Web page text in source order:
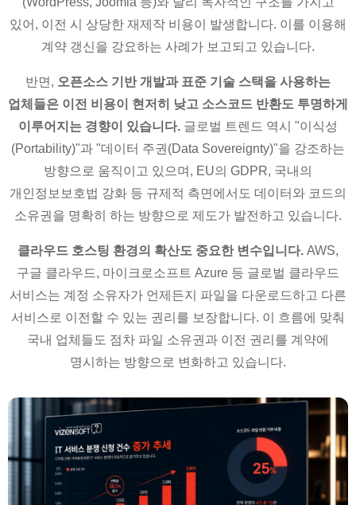
있어, 이전 시 상당한 재제작 비용이 발생합니다. 이를 이용해
계약 갱신을 강요하는 사례가 보고되고 있습니다.
반면, 오픈소스 기반 개발과 표준 기술 스택을 사용하는
업체들은 이전 비용이 현저히 낮고 소스코드 반환도 투명하게
이루어지는 경향이 있습니다. 글로벌 트렌드 역시 "이식성
(Portability)"과 "데이터 주권(Data Sovereignty)"을 강조하는
방향으로 움직이고 있으며, EU의 GDPR, 국내의
개인정보보호법 강화 등 규제적 측면에서도 데이터와 코드의
소유권을 명확히 하는 방향으로 제도가 발전하고 있습니다.
클라우드 호스팅 환경의 확산도 중요한 변수입니다. AWS,
구글 클라우드, 마이크로소프트 Azure 등 글로벌 클라우드
서비스는 계정 소유자가 언제든지 파일을 다운로드하고 다른
서비스로 이전할 수 있는 권리를 보장합니다. 이 흐름에 맞춰
국내 업체들도 점차 파일 소유권과 이전 권리를 계약에
명시하는 방향으로 변화하고 있습니다.